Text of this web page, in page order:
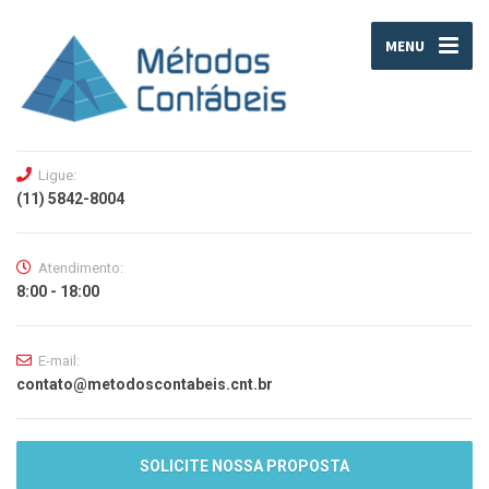
MENU
Ligue:
(11) 5842-8004
Atendimento:
8:00 - 18:00
E-mail:
contato@metodoscontabeis.cnt.br
SOLICITE NOSSA PROPOSTA